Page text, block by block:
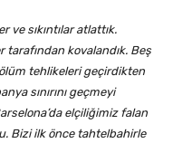
sıkıntılar atlattık.
kovalandık. Beş
tehlikeleri geçirdikten
sınırını geçmeyi
elçiliğimiz falan
Bizi ilk önce tahtelbahirle